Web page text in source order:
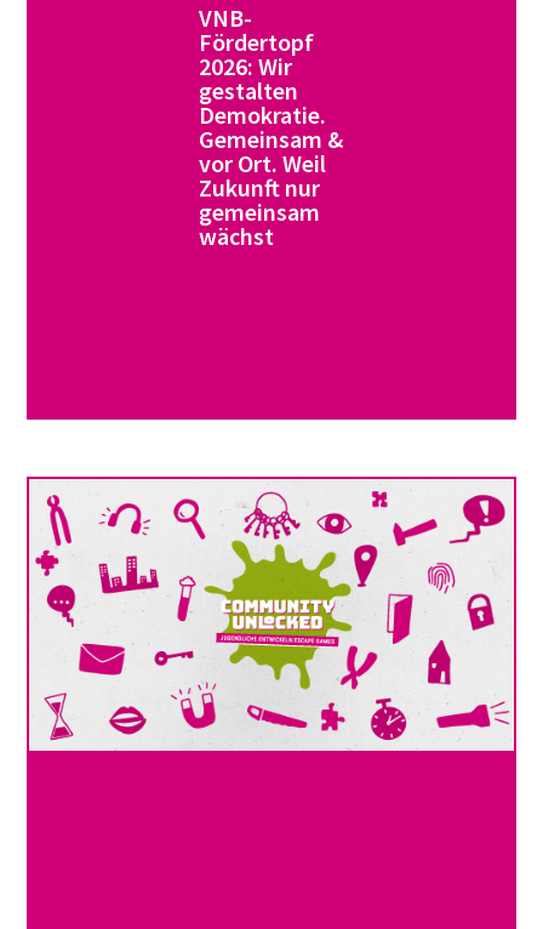
VNB-
Fördertopf
2026: Wir
gestalten
Demokratie.
Gemeinsam &
vor Ort. Weil
Zukunft nur
gemeinsam
wächst